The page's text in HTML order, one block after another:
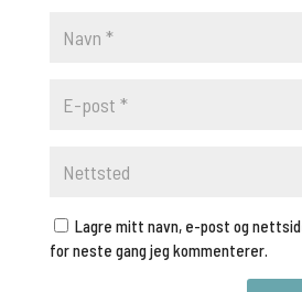
Lagre mitt navn, e-post og
for neste gang jeg kommenterer.